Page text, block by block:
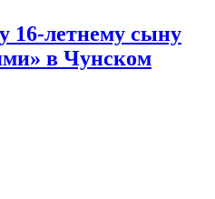
16-летнему сыну
в Чунском